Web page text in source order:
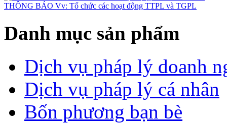
THÔNG BÁO Vv: Tổ chức các hoạt động TTPL và TGPL
Danh mục sản phẩm
Dịch vụ pháp lý doanh
Dịch vụ pháp lý cá nhân
Bốn phương bạn bè